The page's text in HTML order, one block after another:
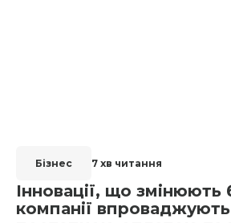
Бізнес 7 хв читання
Інновації, що змінюють
компанії